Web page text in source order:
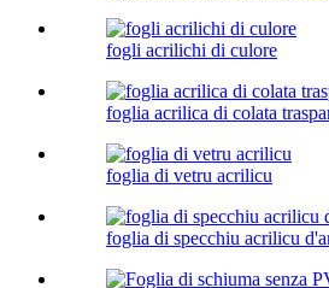
fogli acrilichi di culore
foglia acrilica di colata
foglia di vetru acrilicu
foglia di specchiu acrilicu